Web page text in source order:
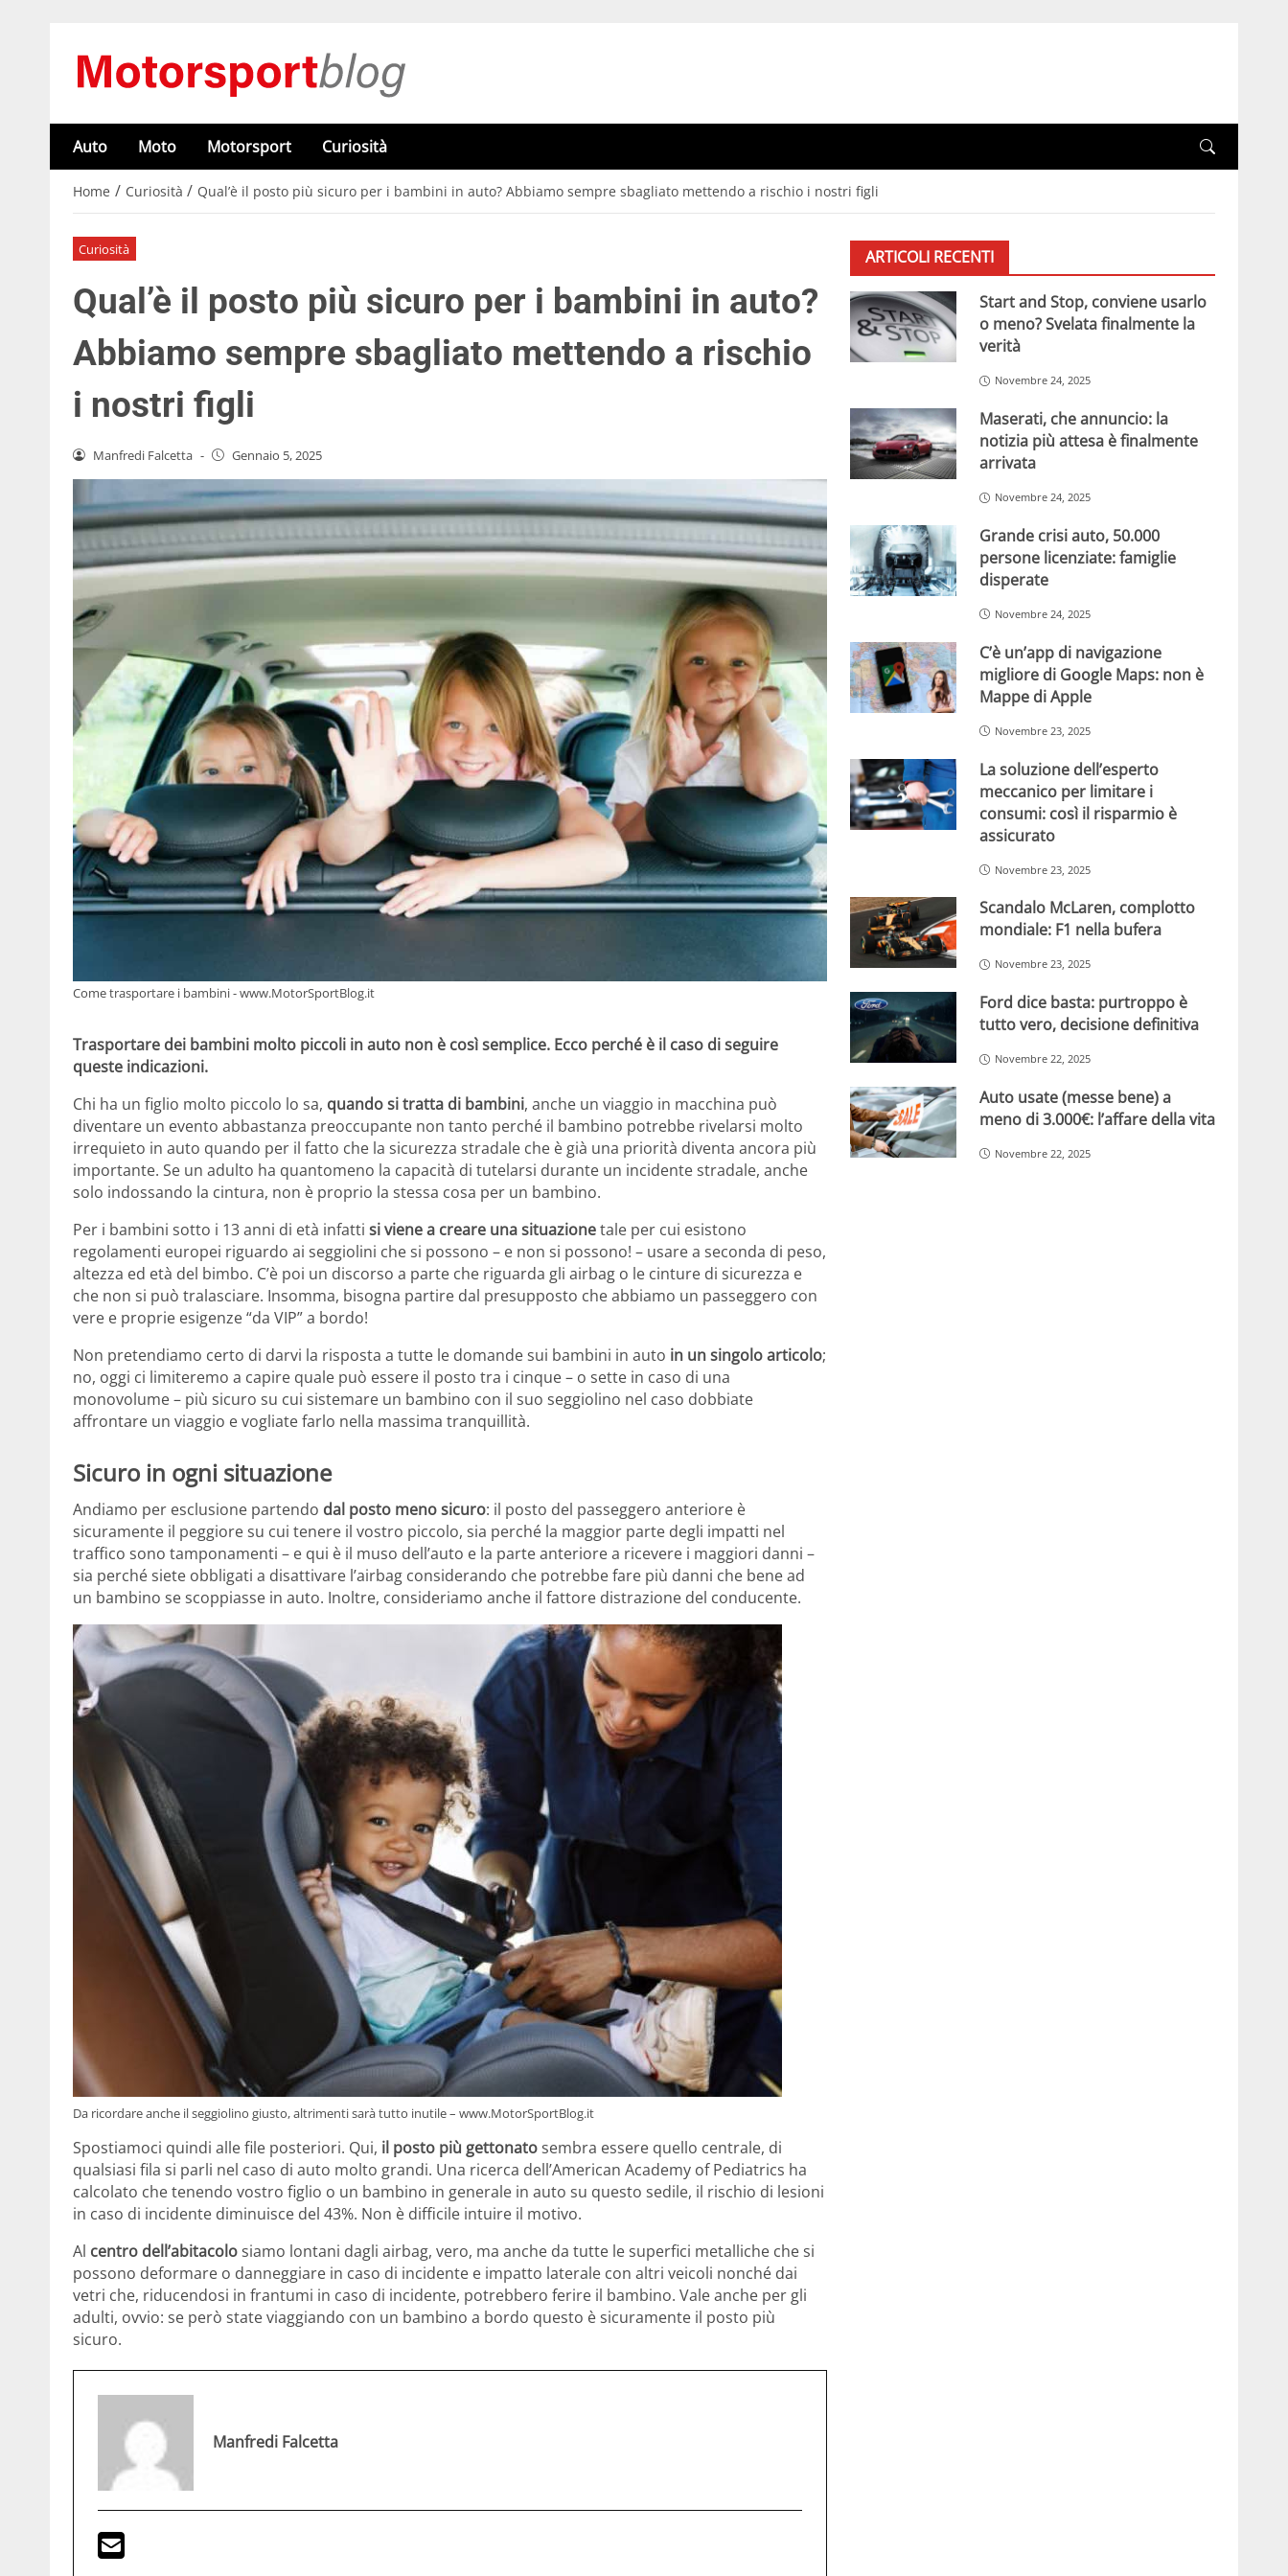
Auto Moto Motorsport Curiosità
Home / Curiosità / Qual’è il posto più sicuro per i bambini in auto? Abbiamo sempre sbagliato mettendo a rischio i nostri figli
Curiosità
Qual’è il posto più sicuro per i bambini in auto?
Abbiamo sempre sbagliato mettendo a rischio
i nostri figli
Manfredi Falcetta - Gennaio 5, 2025
Come trasportare i bambini - www.MotorSportBlog.it
Trasportare dei bambini molto piccoli in auto non è così semplice. Ecco perché è il caso di seguire
queste indicazioni.
Chi ha un figlio molto piccolo lo sa, quando si tratta di bambini, anche un viaggio in macchina può
diventare un evento abbastanza preoccupante non tanto perché il bambino potrebbe rivelarsi molto
irrequieto in auto quando per il fatto che la sicurezza stradale che è già una priorità diventa ancora più
importante. Se un adulto ha quantomeno la capacità di tutelarsi durante un incidente stradale, anche
solo indossando la cintura, non è proprio la stessa cosa per un bambino.
Per i bambini sotto i 13 anni di età infatti si viene a creare una situazionetale per cui esistono
regolamenti europei riguardo ai seggiolini che si possono – e non si possono! – usare a seconda di peso,
altezza ed età del bimbo. C’è poi un discorso a parte che riguarda gli airbag o le cinture di sicurezza e
che non si può tralasciare. Insomma, bisogna partire dal presupposto che abbiamo un passeggero con
vere e proprie esigenze “da VIP” a bordo!
Non pretendiamo certo di darvi la risposta a tutte le domande sui bambini in auto in un singolo articolo;
no, oggi ci limiteremo a capire quale può essere il posto tra i cinque – o sette in caso di una
monovolume – più sicuro su cui sistemare un bambino con il suo seggiolino nel caso dobbiate
affrontare un viaggio e vogliate farlo nella massima tranquillità.
Sicuro in ogni situazione
Andiamo per esclusione partendo dal posto meno sicuro: il posto del passeggero anteriore è
sicuramente il peggiore su cui tenere il vostro piccolo, sia perché la maggior parte degli impatti nel
traffico sono tamponamenti – e qui è il muso dell’auto e la parte anteriore a ricevere i maggiori danni –
sia perché siete obbligati a disattivare l’airbag considerando che potrebbe fare più danni che bene ad
un bambino se scoppiasse in auto. Inoltre, consideriamo anche il fattore distrazione del conducente.
Da ricordare anche il seggiolino giusto, altrimenti sarà tutto inutile – www.MotorSportBlog.it
Spostiamoci quindi alle file posteriori. Qui, il posto più gettonatosembra essere quello centrale, di
qualsiasi fila si parli nel caso di auto molto grandi. Una ricerca dell’American Academy of Pediatrics ha
calcolato che tenendo vostro figlio o un bambino in generale in auto su questo sedile, il rischio di lesioni
in caso di incidente diminuisce del 43%. Non è difficile intuire il motivo.
Al centro dell’abitacolosiamo lontani dagli airbag, vero, ma anche da tutte le superfici metalliche che si
possono deformare o danneggiare in caso di incidente e impatto laterale con altri veicoli nonché dai
vetri che, riducendosi in frantumi in caso di incidente, potrebbero ferire il bambino. Vale anche per gli
adulti, ovvio: se però state viaggiando con un bambino a bordo questo è sicuramente il posto più
sicuro.
Manfredi Falcetta
ARTICOLI RECENTI
Start and Stop, conviene usarlo
o meno? Svelata finalmente la
verità
Novembre 24, 2025
Maserati, che annuncio: la
notizia più attesa è finalmente
arrivata
Novembre 24, 2025
Grande crisi auto, 50.000
persone licenziate: famiglie
disperate
Novembre 24, 2025
C’è un’app di navigazione
migliore di Google Maps: non è
Mappe di Apple
Novembre 23, 2025
La soluzione dell’esperto
meccanico per limitare i
consumi: così il risparmio è
assicurato
Novembre 23, 2025
Scandalo McLaren, complotto
mondiale: F1 nella bufera
Novembre 23, 2025
Ford dice basta: purtroppo è
tutto vero, decisione definitiva
Novembre 22, 2025
Auto usate (messe bene) a
meno di 3.000€: l’affare della vita
Novembre 22, 2025